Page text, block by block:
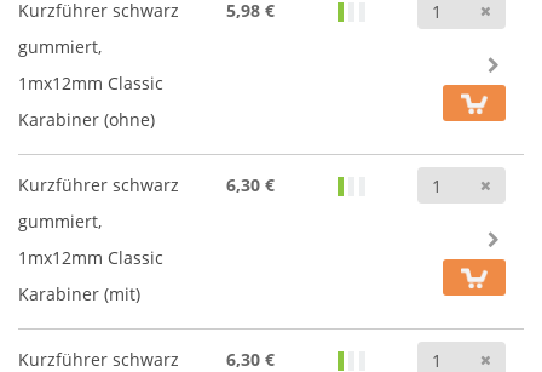
Kurzführer schwarz
gummiert,
1mx12mm Classic
Karabiner (ohne)
5,98 €
Kurzführer schwarz
gummiert,
1mx12mm Classic
Karabiner (mit)
6,30 €
Kurzführer schwarz
6,30 €